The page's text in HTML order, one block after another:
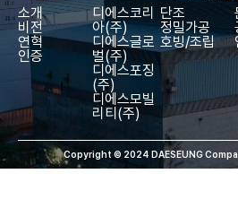
소개
비전
연혁
인증
디에스코리
아(주)
디에스글로
벌(주)
디에스포징
(주)
디에스모빌
리티(주)
단조
정밀가공
호빙/조립
Copyright © 2024 DAESEUNG